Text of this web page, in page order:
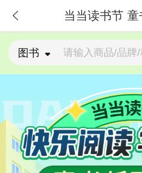
 当当读书节
首页 搜索 分类
图书 